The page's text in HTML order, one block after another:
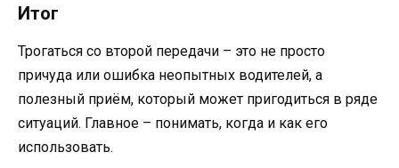
Итог
Трогаться со второй передачи – это не просто
причуда или ошибка неопытных водителей, а
полезный приём, который может пригодиться в ряде
ситуаций. Главное – понимать, когда и как его
использовать.